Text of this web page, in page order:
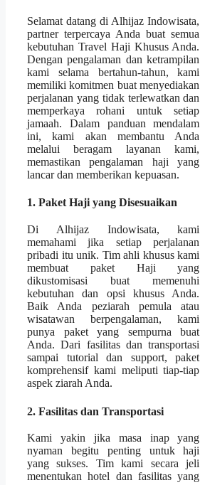
Selamat datang di Alhijaz Indowisata,
partner terpercaya Anda buat semua
kebutuhan Travel Haji Khusus Anda.
Dengan pengalaman dan ketrampilan
kami selama bertahun-tahun, kami
memiliki komitmen buat menyediakan
perjalanan yang tidak terlewatkan dan
memperkaya rohani untuk setiap
jamaah. Dalam panduan mendalam
ini, kami akan membantu Anda
melalui beragam layanan kami,
memastikan pengalaman haji yang
lancar dan memberikan kepuasan.
1. Paket Haji yang Disesuaikan
Di Alhijaz Indowisata, kami
memahami jika setiap perjalanan
pribadi itu unik. Tim ahli khusus kami
membuat paket Haji yang
dikustomisasi buat memenuhi
kebutuhan dan opsi khusus Anda.
Baik Anda peziarah pemula atau
wisatawan berpengalaman, kami
punya paket yang sempurna buat
Anda. Dari fasilitas dan transportasi
sampai tutorial dan support, paket
komprehensif kami meliputi tiap-tiap
aspek ziarah Anda.
2. Fasilitas dan Transportasi
Kami yakin jika masa inap yang
nyaman begitu penting untuk haji
yang sukses. Tim kami secara jeli
menentukan hotel dan fasilitas yang